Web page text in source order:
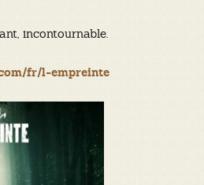
incontournable.
fr/l-empreinte